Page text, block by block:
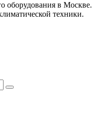
оборудования в Москве.
техники.